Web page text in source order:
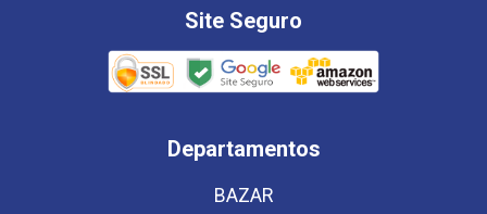
Site Seguro
Departamentos
BAZAR